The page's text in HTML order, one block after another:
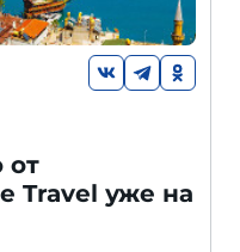
от
Travel уже на